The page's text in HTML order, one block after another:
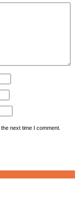
next time I comment.